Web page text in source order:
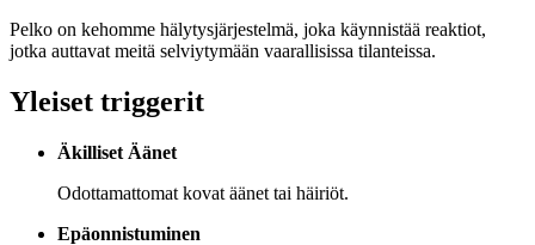
Pelko on kehomme hälytysjärjestelmä, joka käynnistää reaktiot,
jotka auttavat meitä selviytymään vaarallisissa tilanteissa.
Yleiset triggerit
Äkilliset Äänet
Odottamattomat kovat äänet tai häiriöt.
Epäonnistuminen